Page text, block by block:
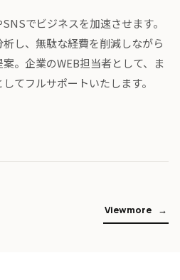
でビジネスを加速させます。
し、無駄な経費を削減しながら
。企業のWEB担当者として、ま
てフルサポートいたします。
Viewmore